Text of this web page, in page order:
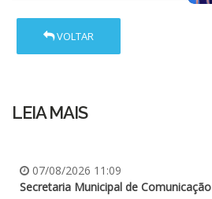
VOLTAR
LEIA MAIS
07/08/2026 11:09
Secretaria Municipal de Comunicação